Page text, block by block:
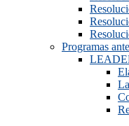
Programas